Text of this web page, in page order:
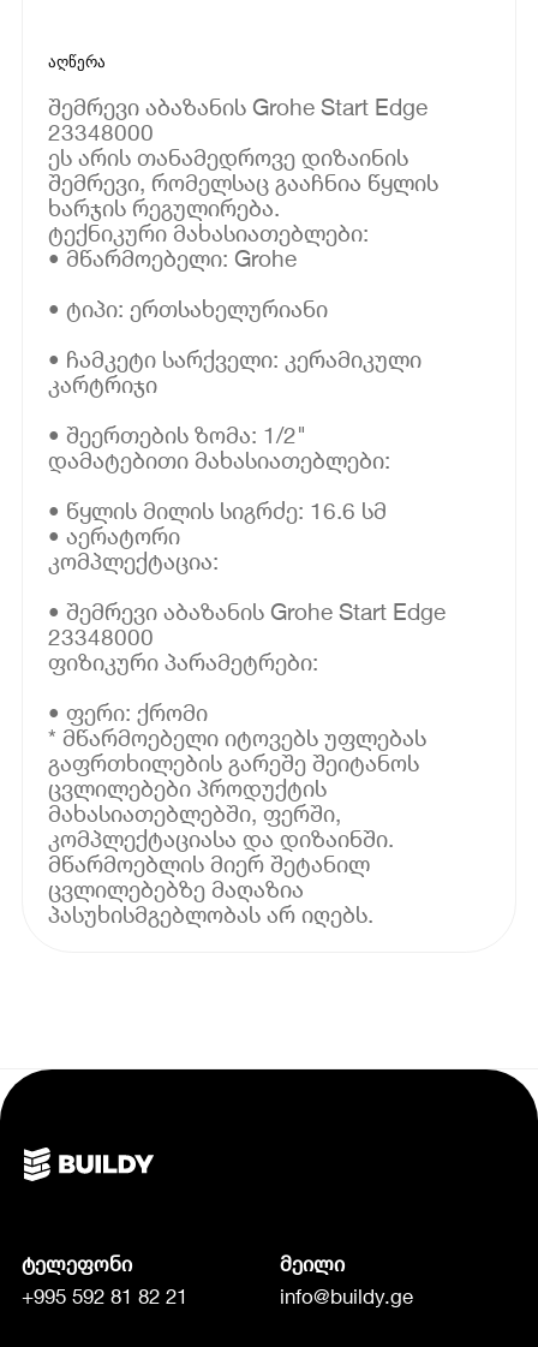
აღწერა
შემრევი აბაზანის Grohe Start Edge
23348000
ეს არის თანამედროვე დიზაინის
შემრევი, რომელსაც გააჩნია წყლის
ხარჯის რეგულირება.
ტექნიკური მახასიათებლები:
• მწარმოებელი: Grohe
• ტიპი: ერთსახელურიანი
• ჩამკეტი სარქველი: კერამიკული
კარტრიჯი
• შეერთების ზომა: 1/2"
დამატებითი მახასიათებლები:
• წყლის მილის სიგრძე: 16.6 სმ
• აერატორი
კომპლექტაცია:
• შემრევი აბაზანის Grohe Start Edge
23348000
ფიზიკური პარამეტრები:
• ფერი: ქრომი
* მწარმოებელი იტოვებს უფლებას
გაფრთხილების გარეშე შეიტანოს
ცვლილებები პროდუქტის
მახასიათებლებში, ფერში,
კომპლექტაციასა და დიზაინში.
მწარმოებლის მიერ შეტანილ
ცვლილებებზე მაღაზია
პასუხისმგებლობას არ იღებს.
ტელეფონი
+995 592 81 82 21
მეილი
info@buildy.ge